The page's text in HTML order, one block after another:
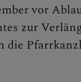
vor
zur
die